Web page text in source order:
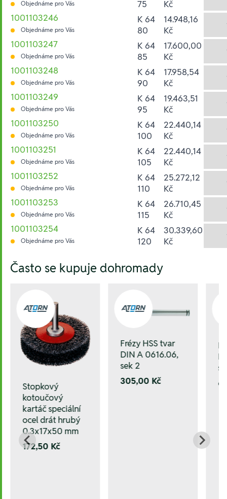
Objednáme pro Vás
75
Kč
1001103246
Objednáme pro Vás
K 64
80
14.948,16
Kč
1001103247
Objednáme pro Vás
K 64
85
17.600,00
Kč
1001103248
Objednáme pro Vás
K 64
90
17.958,54
Kč
1001103249
Objednáme pro Vás
K 64
95
19.463,51
Kč
1001103250
Objednáme pro Vás
K 64
100
22.440,14
Kč
1001103251
Objednáme pro Vás
K 64
105
22.440,14
Kč
1001103252
Objednáme pro Vás
K 64
110
25.272,12
Kč
1001103253
Objednáme pro Vás
K 64
115
26.710,45
Kč
1001103254
Objednáme pro Vás
K 64
120
30.339,60
Kč
Často se kupuje dohromady
Stopkový
kotoučový
kartáč speciální
ocel drát hrubý
0.3x17x50 mm
172,50 Kč
Frézy HSS tvar
DIN A 0616.06,
sek 2
305,00 Kč